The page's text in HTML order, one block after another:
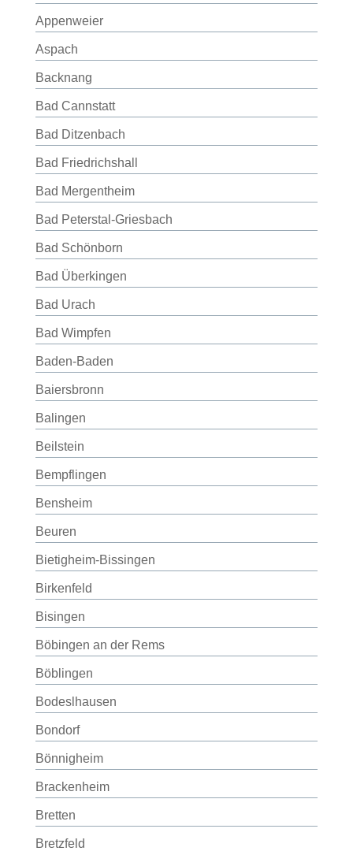
Appenweier
Aspach
Backnang
Bad Cannstatt
Bad Ditzenbach
Bad Friedrichshall
Bad Mergentheim
Bad Peterstal-Griesbach
Bad Schönborn
Bad Überkingen
Bad Urach
Bad Wimpfen
Baden-Baden
Baiersbronn
Balingen
Beilstein
Bempflingen
Bensheim
Beuren
Bietigheim-Bissingen
Birkenfeld
Bisingen
Böbingen an der Rems
Böblingen
Bodeslhausen
Bondorf
Bönnigheim
Brackenheim
Bretten
Bretzfeld